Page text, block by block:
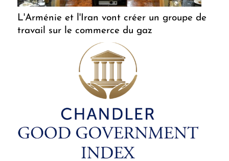
L'Arménie et l'Iran vont créer un groupe de
travail sur le commerce du gaz